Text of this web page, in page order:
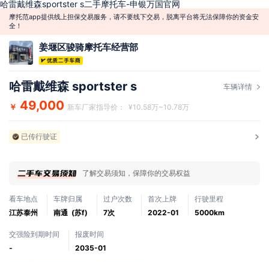
哈雷戴维森sportster s二手摩托车-申银万国官网
摩托范app提供线上担保交易服务，请不要线下交易，脱离平台将无法保障你的资金安
全！
姜堰区骏骑摩托车经营部
哈雷戴维森 sportster s 车辆详情
￥ 49,000 新车厂家指导价： ¥10.58万~10.78万
已传行驶证
了解交易须知，保障你的交易权益
看车地点
江苏泰州
车牌归属
南通 (苏f)
过户次数
7次
首次上牌
2022-01
行驶里程
5000km
交强险到期时间
-
报废时间
2035-01